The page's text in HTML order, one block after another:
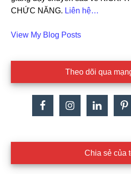
CHỨC NĂNG. Liên hệ…
Cao
View My Blog Posts
Theo dõi qua
Chia sẻ của